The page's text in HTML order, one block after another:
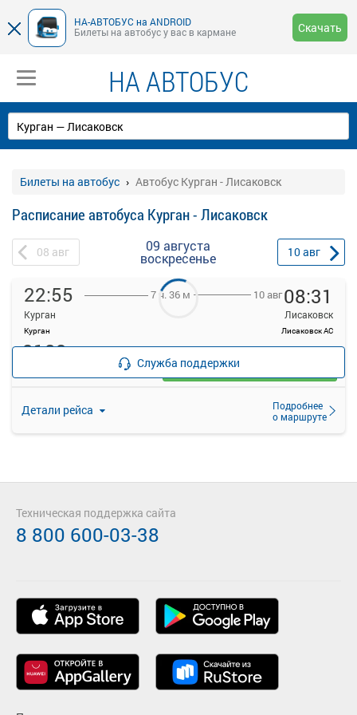
НА-АВТОБУС на ANDROID
Билеты на автобус у вас в кармане
Скачать
НА АВТОБУС
Билеты на автобус Автобус Курган - Лисаковск
Расписание автобуса Курган - Лисаковск
08 авг 09 августа
воскресенье 10авг
22:55
Курган
Курган
7 ч. 36 м 10 авг08:31
Лисаковск
Лисаковск АС
Детали рейса
Подробнее
о маршруте
2183
Выбрать
Служба поддержки
Техническая поддержка сайта
8 800 600-03-38